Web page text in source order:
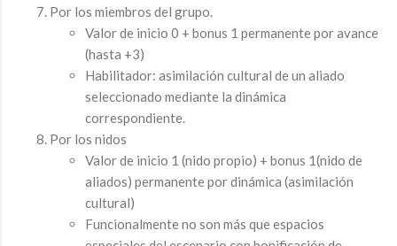
Por los miembros del grupo.
Valor de inicio 0 + bonus 1 permanente por avance
(hasta +3)
Habilitador: asimilación cultural de un aliado
seleccionado mediante la dinámica
correspondiente.
Por los nidos
Valor de inicio 1 (nido propio) + bonus 1(nido de
aliados) permanente por dinámica (asimilación
cultural)
Funcionalmente no son más que espacios